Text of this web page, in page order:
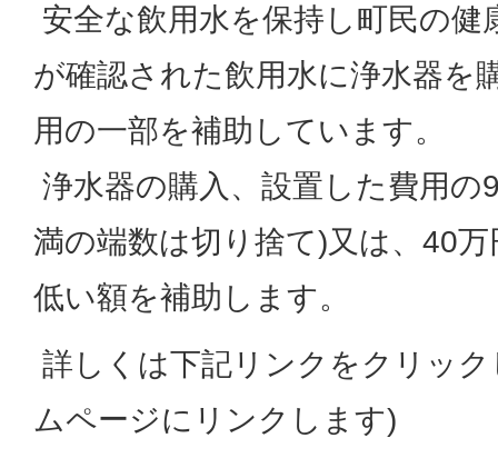
安全な飲用水を保持し町民の健
が確認された飲用水に浄水器を
用の一部を補助しています。
浄水器の購入、設置した費用の
満の端数は切り捨て)又は、40
低い額を補助します。
詳しくは下記リンクをクリッ
ムページにリンクします)